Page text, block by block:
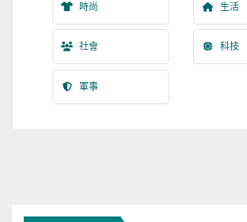
時尚 生活
社會 科技
軍事